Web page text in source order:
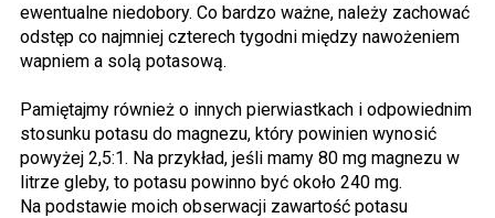
ewentualne niedobory. Co bardzo ważne, należy zachować
odstęp co najmniej czterech tygodni między nawożeniem
wapniem a solą potasową.
Pamiętajmy również o innych pierwiastkach i odpowiednim
stosunku potasu do magnezu, który powinien wynosić
powyżej 2,5:1. Na przykład, jeśli mamy 80 mg magnezu w
litrze gleby, to potasu powinno być około 240 mg.
Na podstawie moich obserwacji zawartość potasu